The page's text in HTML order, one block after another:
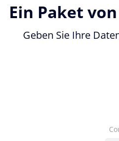
Ein Paket
Geben Sie Ihre